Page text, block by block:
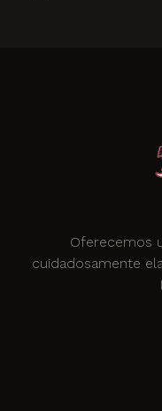
Oferecemos
cuidadosamente